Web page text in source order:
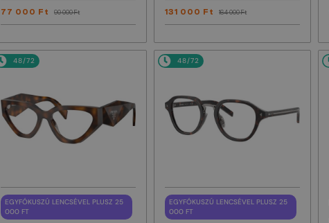
77 000 Ft 90 000 Ft 131 000 Ft 164 000 Ft
48/72
EGYFÓKUSZÚ LENCSÉVEL PLUSZ 25
000 FT
48/72
EGYFÓKUSZÚ LENCSÉVEL PLUSZ 25
000 FT